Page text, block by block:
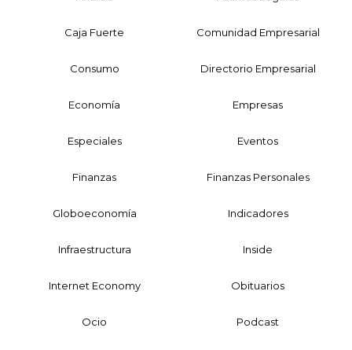
Caja Fuerte Comunidad Empresarial
Consumo Directorio Empresarial
Economía Empresas
Especiales Eventos
Finanzas Finanzas Personales
Globoeconomía Indicadores
Infraestructura Inside
Internet Economy Obituarios
Ocio Podcast